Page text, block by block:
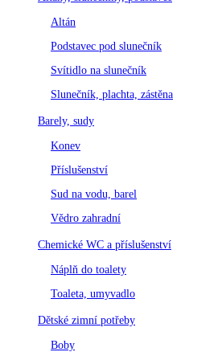
Altán
Podstavec pod slunečník
Svítidlo na slunečník
Slunečník, plachta, zástěna
Barely, sudy
Konev
Příslušenství
Sud na vodu, barel
Vědro zahradní
Chemické WC a příslušenství
Náplň do toalety
Toaleta, umyvadlo
Dětské zimní potřeby
Boby